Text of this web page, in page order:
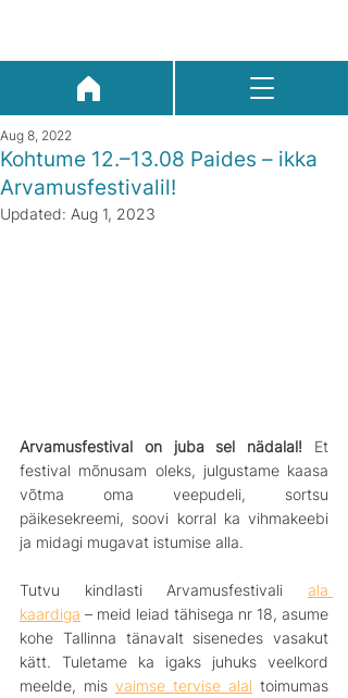
Kohtume 12.–13.08 Paides – ikka
Arvamusfestivalil!
Aug 8, 2022
Updated: Aug 1, 2023
Arvamusfestival on juba sel nädalal! Et
festival mõnusam oleks, julgustame kaasa
võtma oma veepudeli, sortsu
päikesekreemi, soovi korral ka vihmakeebi
ja midagi mugavat istumise alla.
Tutvu kindlasti Arvamusfestivali ala
kaardiga – meid leiad tähisega nr 18, asume
kohe Tallinna tänavalt sisenedes vasakut
kätt. Tuletame ka igaks juhuks veelkord
meelde, mis vaimse tervise alal toimumas